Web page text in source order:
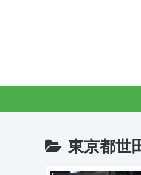
東京都世